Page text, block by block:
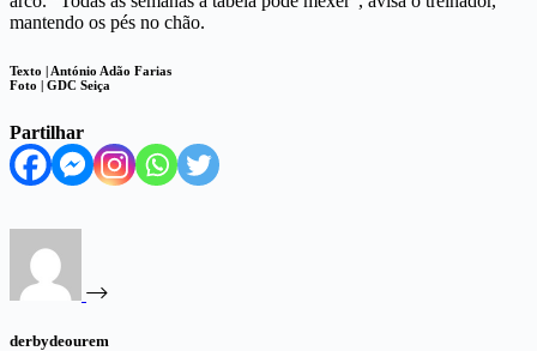
mantendo os pés no chão.
Texto | António Adão Farias
Foto | GDC Seiça
Partilhar
derbydeourem